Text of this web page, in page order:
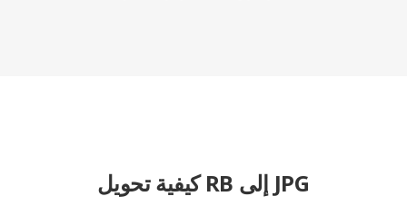
كيفية تحويل RB إلى JPG